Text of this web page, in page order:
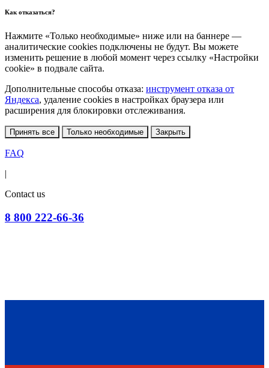
Как отказаться?
Нажмите «Только необходимые» ниже или на баннере —
аналитические cookies подключены не будут. Вы можете
изменить решение в любой момент через ссылку «Настройки
cookie» в подвале сайта.
Дополнительные способы отказа: инструмент отказа от
Яндекса, удаление cookies в настройках браузера или
расширения для блокировки отслеживания.
Принять все Только необходимые Закрыть
FAQ
|
Contact us
8 800 222-66-36